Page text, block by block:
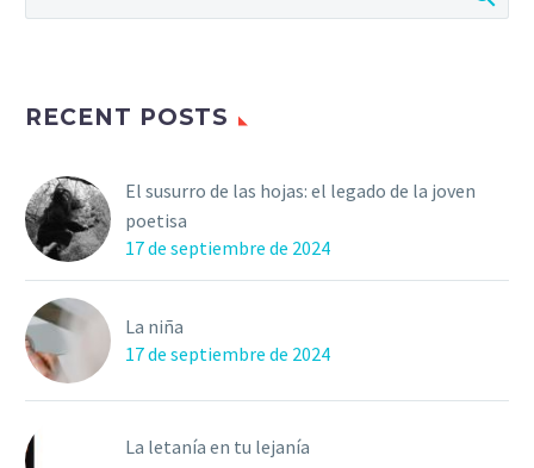
RECENT POSTS
El susurro de las hojas: el legado de la joven
poetisa
17 de septiembre de 2024
La niña
17 de septiembre de 2024
La letanía en tu lejanía